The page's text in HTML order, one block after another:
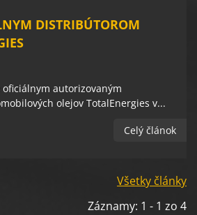
DISTRIBÚTOROM
autorizovaným
olejov TotalEnergies v...
Celý článok
Všetky články
Záznamy: 1 - 1 zo 4